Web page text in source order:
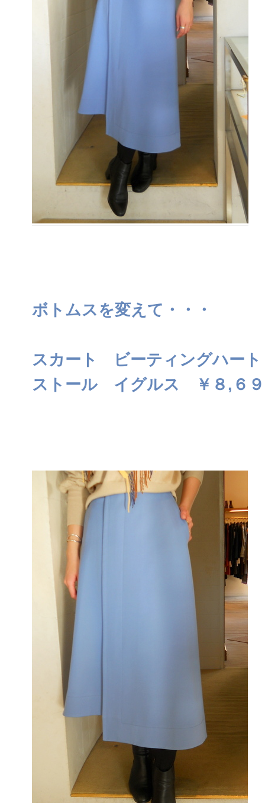
ボトムスを変えて・・・
スカート ビーティングハー
ストール イグルス ￥８,６